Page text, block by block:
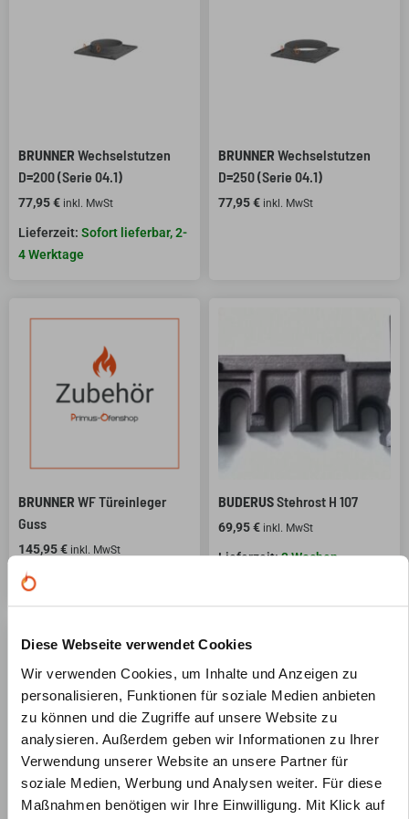
Diese Webseite verwendet Cookies
Wir verwenden Cookies, um Inhalte und Anzeigen zu
personalisieren, Funktionen für soziale Medien anbieten
zu können und die Zugriffe auf unsere Website zu
analysieren. Außerdem geben wir Informationen zu Ihrer
Verwendung unserer Website an unsere Partner für
soziale Medien, Werbung und Analysen weiter. Für diese
Maßnahmen benötigen wir Ihre Einwilligung. Mit Klick auf
BRUNNER Wechselstutzen
D=200 (Serie 04.1)
77,95€ inkl. MwSt
Sofort lieferbar, 2-
4 Werktage
BRUNNER Wechselstutzen
D=250 (Serie 04.1)
77,95€ inkl. MwSt
BRUNNER WF Türeinleger
Guss
145,95€ inkl. MwSt
BUDERUSStehrost H 107
69,95€ inkl. MwSt
3 Wochen